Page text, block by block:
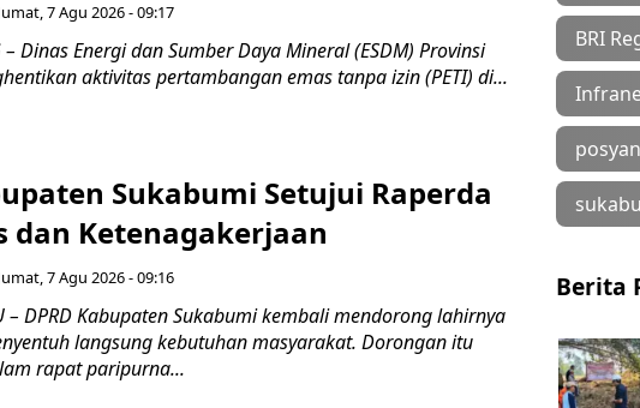
7 Agu 2026 - 09:17
– Dinas Energi dan Sumber Daya Mineral (ESDM) Provinsi
aktivitas pertambangan emas tanpa izin (PETI) di...
Sukabumi Setujui Raperda
dan Ketenagakerjaan
7 Agu 2026 - 09:16
– DPRD Kabupaten Sukabumi kembali mendorong lahirnya
langsung kebutuhan masyarakat. Dorongan itu
rapat paripurna...
BRI
Berita